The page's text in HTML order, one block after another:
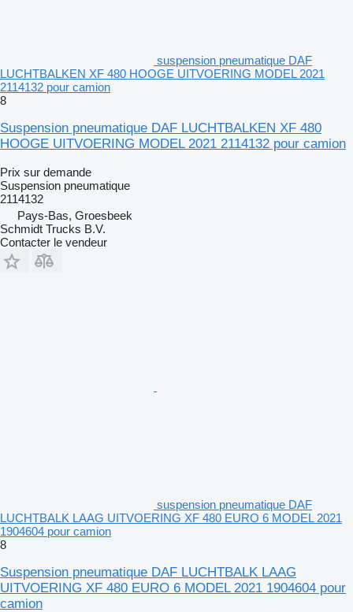
suspension pneumatique DAF
LUCHTBALKEN XF 480 HOOGE UITVOERING MODEL 2021
2114132 pour camion
8
Suspension pneumatique DAF LUCHTBALKEN XF 480
HOOGE UITVOERING MODEL 2021 2114132 pour camion
Prix sur demande
Suspension pneumatique
2114132
Pays-Bas, Groesbeek
Schmidt Trucks B.V.
Contacter le vendeur
suspension pneumatique DAF
LUCHTBALK LAAG UITVOERING XF 480 EURO 6 MODEL 2021
1904604 pour camion
8
Suspension pneumatique DAF LUCHTBALK LAAG
UITVOERING XF 480 EURO 6 MODEL 2021 1904604 pour
camion